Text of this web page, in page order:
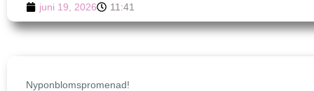
juni 19, 2026
11:41
Nyponblomspromenad!